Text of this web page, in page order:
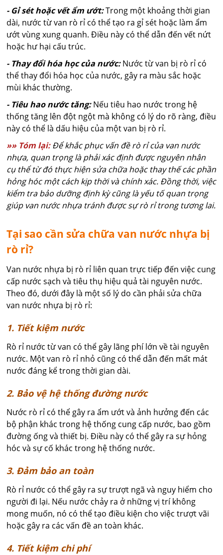
- Gỉ sét hoặc vết ẩm ướt:Trong một khoảng thời gian
dài, nước từ van rò rỉ có thể tạo ra gỉ sét hoặc làm ẩm
ướt vùng xung quanh. Điều này có thể dẫn đến vết nứt
hoặc hư hại cấu trúc.
- Thay đổi hóa học của nước:Nước từ van bị rò rỉ có
thể thay đổi hóa học của nước, gây ra màu sắc hoặc
mùi khác thường.
- Tiêu hao nước tăng:Nếu tiêu hao nước trong hệ
thống tăng lên đột ngột mà không có lý do rõ ràng, điều
này có thể là dấu hiệu của một van bị rò rỉ.
»» Tóm lại:Để khắc phục vấn đề rò rỉ của van nước
nhựa, quan trọng là phải xác định được nguyên nhân
cụ thể từ đó thực hiện sửa chữa hoặc thay thế các phần
hỏng hóc một cách kịp thời và chính xác. Đồng thời, việc
kiểm tra bảo dưỡng định kỳ cũng là yếu tố quan trọng
giúp van nước nhựa tránh được sự rò rỉ trong tương lai.
Tại sao cần sửa chữa van nước nhựa bị
rò rỉ?
Van nước nhựa bị rò rỉ liên quan trực tiếp đến việc cung
cấp nước sạch và tiêu thụ hiệu quả tài nguyên nước.
Theo đó, dưới đây là một số lý do cần phải sửa chữa
van nước nhựa bị rò rỉ:
1. Tiết kiệm nước
Rò rỉ nước từ van có thể gây lãng phí lớn về tài nguyên
nước. Một van rò rỉ nhỏ cũng có thể dẫn đến mất mát
nước đáng kể trong thời gian dài.
2. Bảo vệ hệ thống đường nước
Nước rò rỉ có thể gây ra ẩm ướt và ảnh hưởng đến các
bộ phận khác trong hệ thống cung cấp nước, bao gồm
đường ống và thiết bị. Điều này có thể gây ra sự hỏng
hóc và sự cố khác trong hệ thống nước.
3. Đảm bảo an toàn
Rò rỉ nước có thể gây ra sự trượt ngã và nguy hiểm cho
người đi lại. Nếu nước chảy ra ở những vị trí không
mong muốn, nó có thể tạo điều kiện cho việc trượt vãi
hoặc gây ra các vấn đề an toàn khác.
4. Tiết kiệm chi phí